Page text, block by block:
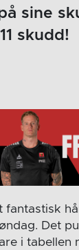
sine
skudd!
Det
i tabellen